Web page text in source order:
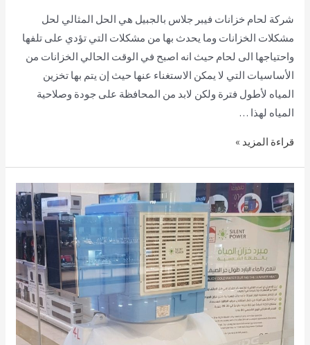
شركة لحام خزانات فيبر جلاس بالجبيل هي الحل المثالي لحل
مشكلات الخزانات وما يحدث بها من مشكلات التي تؤدي على تلفها
واحتياجها الى لحام حيث انه اصبح في الوقت الحالي الخزانات من
الأساسيات التي لا يمكن الاستغناء عنها حيث إن يتم بها تخزين
المياه لأطول فترة ولكن لابد من المحافظة على جودة وصلاحية
المياه لهذا …
قراءة المزيد »